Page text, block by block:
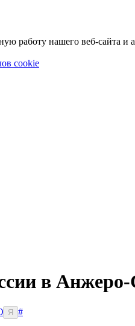
работу нашего веб-сайта и
cookie
в
Я
#